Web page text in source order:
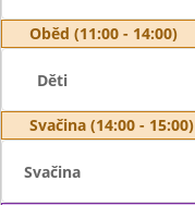
Oběd (11:00 - 14:00)
Děti
Svačina (14:00 - 15:00)
Svačina